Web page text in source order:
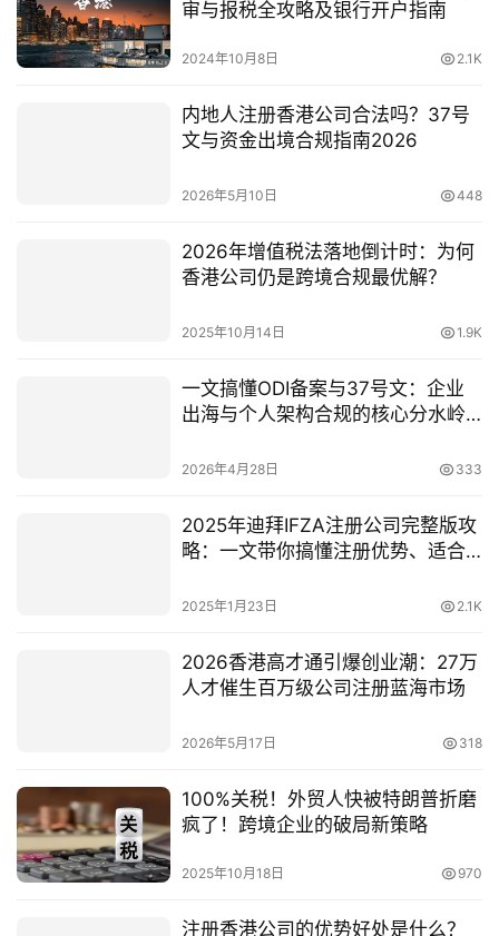
审与报税全攻略及银行开户指南
2024年10月8日 2.1K
内地人注册香港公司合法吗？37号
文与资金出境合规指南2026
2026年5月10日 448
2026年增值税法落地倒计时：为何
香港公司仍是跨境合规最优解？
2025年10月14日 1.9K
一文搞懂ODI备案与37号文：企业
出海与个人架构合规的核心分水岭
2026年4月28日 333
2025年迪拜IFZA注册公司完整版攻
略：一文带你搞懂注册优势、适合
2025年1月23日 2.1K
2026香港高才通引爆创业潮：27万
人才催生百万级公司注册蓝海市场
2026年5月17日 318
100%关税！外贸人快被特朗普折磨
疯了！跨境企业的破局新策略
2025年10月18日 970
注册香港公司的优势好处是什么？